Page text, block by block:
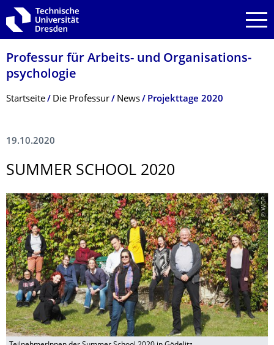
Zur Hauptnavigation springen
Zur Suche springen
Zum Inhalt springen
Professur für Arbeits- und Organisations­
psychologie
Breadcrumb-Menü
Startseite Die Professur News Projekttage 2020
19.10.2020
SUMMER SCHOOL 2020
© WOP